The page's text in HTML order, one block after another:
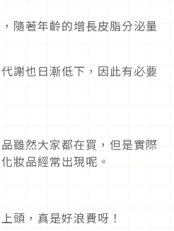
隨著年齡的增長皮脂分泌量
謝也日漸低下，因此有必要
雖然大家都在買，但是實際
妝品經常出現呢。
頭，真是好浪費呀！